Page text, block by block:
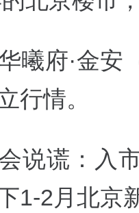
曦府·金安
行情。
说谎：入
1-2月北京